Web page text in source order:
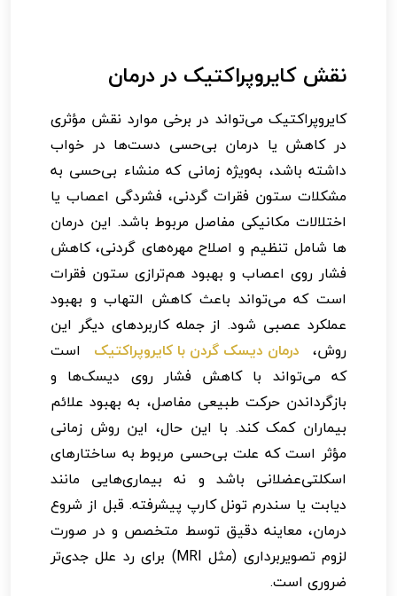
نقش کایروپراکتیک در درمان
کایروپراکتیک می‌تواند در برخی موارد نقش مؤثری
در کاهش یا درمان بی‌حسی دست‌ها در خواب
داشته باشد، به‌ویژه زمانی که منشاء بی‌حسی به
مشکلات ستون فقرات گردنی، فشردگی اعصاب یا
اختلالات مکانیکی مفاصل مربوط باشد. این درمان
ها شامل تنظیم و اصلاح مهره‌های گردنی، کاهش
فشار روی اعصاب و بهبود هم‌ترازی ستون فقرات
است که می‌تواند باعث کاهش التهاب و بهبود
عملکرد عصبی شود. از جمله کاربردهای دیگر این
روش، درمان دیسک گردن با کایروپراکتیک است
که می‌تواند با کاهش فشار روی دیسک‌ها و
بازگرداندن حرکت طبیعی مفاصل، به بهبود علائم
بیماران کمک کند. با این حال، این روش زمانی
مؤثر است که علت بی‌حسی مربوط به ساختارهای
اسکلتی‌عضلانی باشد و نه بیماری‌هایی مانند
دیابت یا سندرم تونل کارپ پیشرفته. قبل از شروع
درمان، معاینه دقیق توسط متخصص و در صورت
لزوم تصویربرداری (مثل MRI) برای رد علل جدی‌تر
ضروری است.